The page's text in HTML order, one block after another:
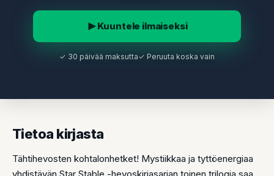
Kuuntele ilmaiseksi
✓ 30 päivää maksutta✓ Peruuta koska vain
Tietoa kirjasta
Tähtihevosten kohtalonhetket! Mystiikkaa ja tyttöenergiaa